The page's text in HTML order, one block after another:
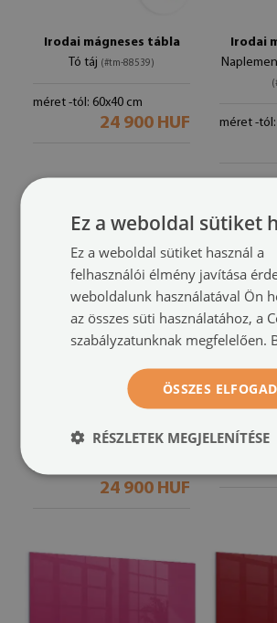
Irodai mágneses tábla
Tó táj (#tm-88539)
méret -tól: 60x40 cm
24 900 HUF
Irodai
méret -tól:
Irodai mágneses tábla
Vízesés moha között(#tm-
88330)
méret -tól: 60x40 cm
24 900 HUF
Irodai
méret -tól:
Ez a weboldal sütiket
Ez a weboldal sütiket használ a
felhasználói élmény javítása
weboldalunk használatával Ön
az összes süti használatához, a
szabályzatunknak megfelelően.
ÖSSZES
RÉSZLETEK MEGJELENÍTÉSE